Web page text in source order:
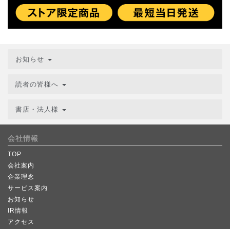
お知らせ
読者の皆様へ
書店・法人様
会社情報
TOP
会社案内
企業理念
サービス案内
お知らせ
IR情報
アクセス